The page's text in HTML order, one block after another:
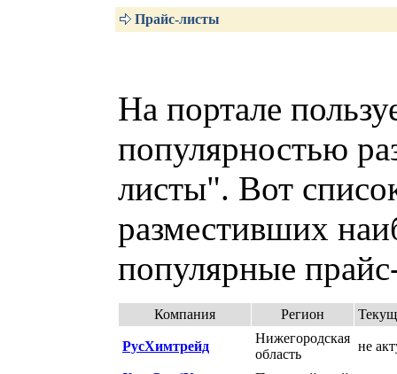
Прайс-листы
На портале
популярностью
листы". Вот
разместивших
популярные
Компания Регион
РусХимтрейд
Нижегородская
область
не